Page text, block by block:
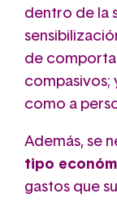
dentro de la
de
compasivos;
como a
Además, se
tipo
gastos que